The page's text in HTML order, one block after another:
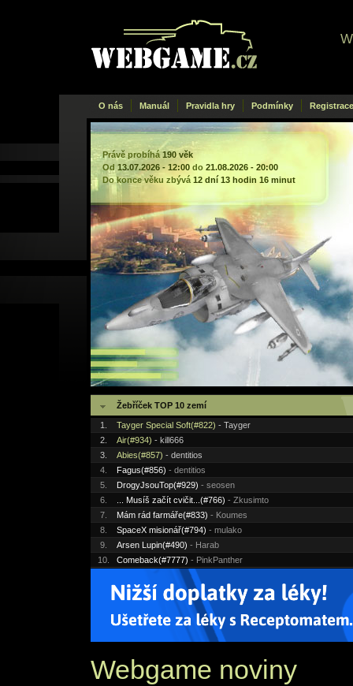
Webgame.cz
O nás Manuál Pravidla hry Podmínky Registrace
Právě probíhá 190 věk
Od 13.07.2026 - 12:00 do 21.08.2026 - 20:00
Do konce věku zbývá 12 dní 13 hodin 16 minut
Žebříček TOP 10 zemí
1. Tayger Special Soft(#822) - Tayger
2.
Air(#934) - kill666
3.
Abies(#857) - dentitios
4.
Fagus(#856) - dentitios
5.
DrogyJsouTop(#929) - seosen
6.
... Musíš začít cvičit...(#766) - Zkusimto
7.
Mám rád farmáře(#833) - Koumes
8.
SpaceX misionář(#794) - mulako
9.
Arsen Lupin(#490) - Harab
10.
Comeback(#7777) - PinkPanther
Webgame noviny